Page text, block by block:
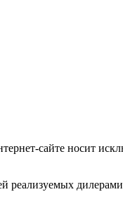
сайте носит
реализуемых